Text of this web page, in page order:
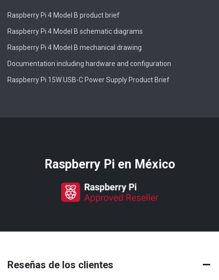
Raspberry Pi 4 Model B product brief
Raspberry Pi 4 Model B schematic diagrams
Raspberry Pi 4 Model B mechanical drawing
Documentation including hardware and configuration
Raspberry Pi 15W USB-C Power Supply Product Brief
Raspberry Pi​ en México
Reseñas de los clientes